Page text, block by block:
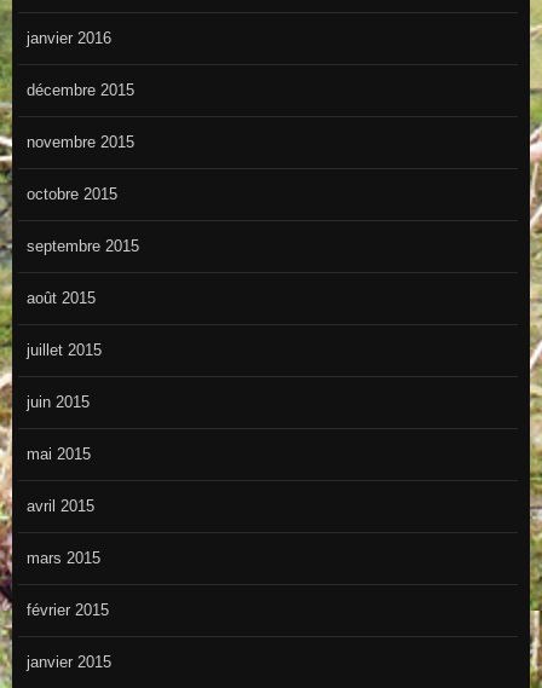
janvier 2016
décembre 2015
novembre 2015
octobre 2015
septembre 2015
août 2015
juillet 2015
juin 2015
mai 2015
avril 2015
mars 2015
février 2015
janvier 2015